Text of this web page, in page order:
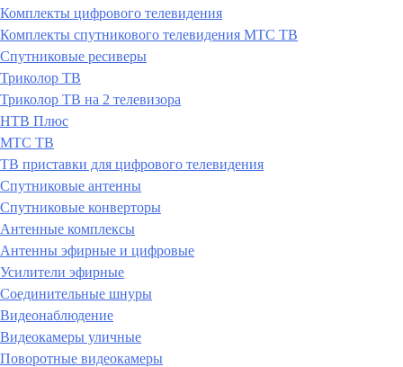
Комплекты цифрового телевидения
Комплекты спутникового телевидения МТС ТВ
Спутниковые ресиверы
Триколор ТВ
Триколор ТВ на 2 телевизора
НТВ Плюс
МТС ТВ
ТВ приставки для цифрового телевидения
Спутниковые антенны
Спутниковые конверторы
Антенные комплексы
Антенны эфирные и цифровые
Усилители эфирные
Соединительные шнуры
Видеонаблюдение
Видеокамеры уличные
Поворотные видеокамеры